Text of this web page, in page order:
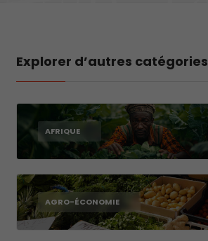
Explorer d’autres catégories
AFRIQUE
AGRO-ÉCONOMIE